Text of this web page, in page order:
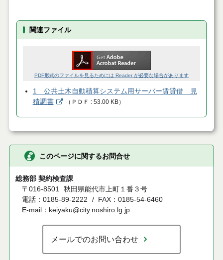
関連ファイル
PDF形式のファイルを見るためには Reader が必要な場合があります
1 公共土木自動積算システム用サーバー賃貸借 見
積調書
（ ＰＤＦ 53.00 KB）
このページに関するお問合せ
総務部 契約検査課
〒016-8501 秋田県能代市上町１番３号
電話：0185-89-2222
FAX：0185-54-6460
E-mail：keiyaku@city.noshiro.lg.jp
メールでのお問い合わせ